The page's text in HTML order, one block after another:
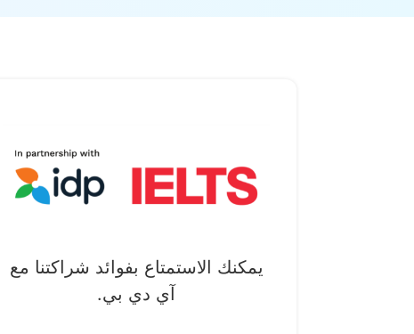
يمكنك الاستمتاع بفوائد شراكتنا مع
آي دي بي.